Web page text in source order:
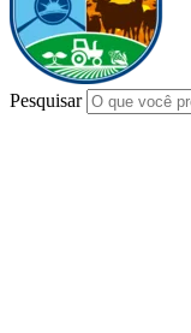
Pesquisar